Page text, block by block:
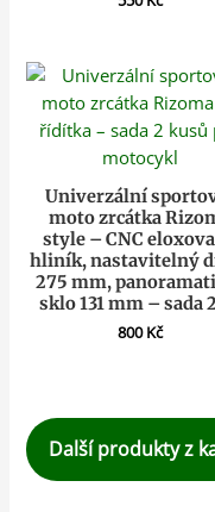
Univerzální
moto zrcátka
style – CNC
hliník, nastavitelný
275 mm,
sklo 131 mm – sada
800Kč
Další produkty z